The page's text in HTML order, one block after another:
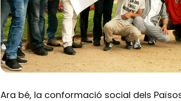
Ara bé, la conformació social dels